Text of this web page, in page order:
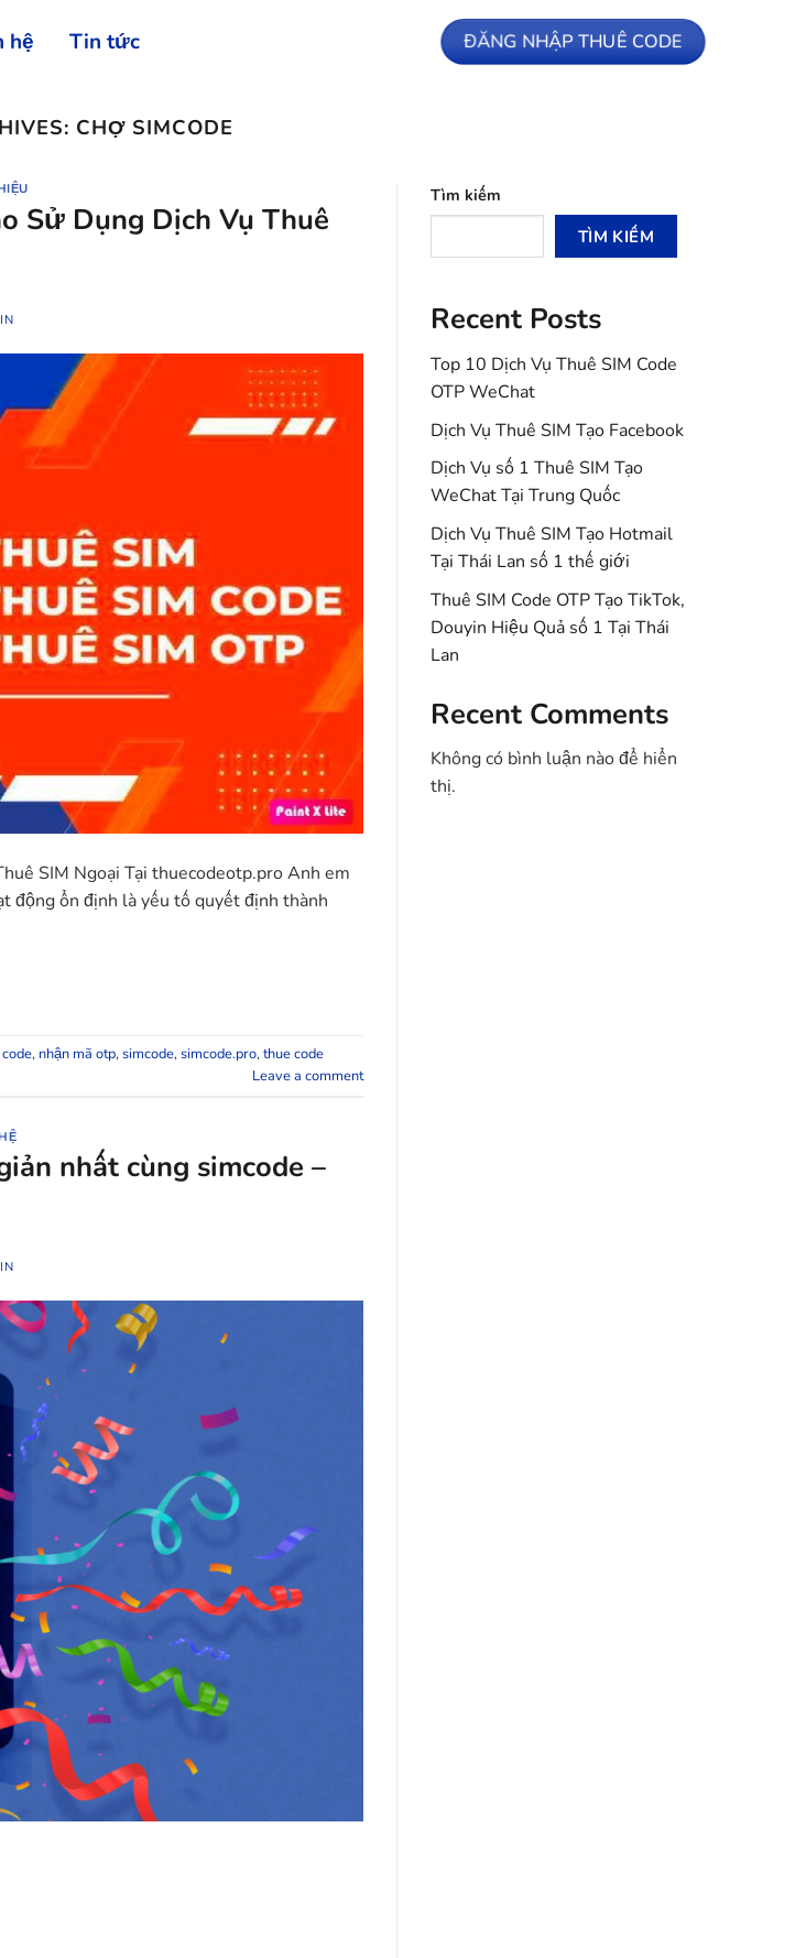
hệ Tin tức ĐĂNG NHẬP THUÊ CODE
CHỢ SIMCODE
Sử Dụng Dịch Vụ Thuê
SIM Ngoại Tại thuecodeotp.pro Anh em
động ổn định là yếu tố quyết định thành
, nhận mã otp, simcode, simcode.pro, thue code
Leave a comment
nhất cùng simcode –
Tìm kiếm
TÌM KIẾM
Recent Posts
Top 10 Dịch Vụ Thuê SIM Code
OTP WeChat
Dịch Vụ Thuê SIM Tạo Facebook
Dịch Vụ số 1 Thuê SIM Tạo
WeChat Tại Trung Quốc
Dịch Vụ Thuê SIM Tạo Hotmail
Tại Thái Lan số 1 thế giới
Thuê SIM Code OTP Tạo TikTok,
Douyin Hiệu Quả số 1 Tại Thái
Lan
Recent Comments
Không có bình luận nào để hiển
thị.